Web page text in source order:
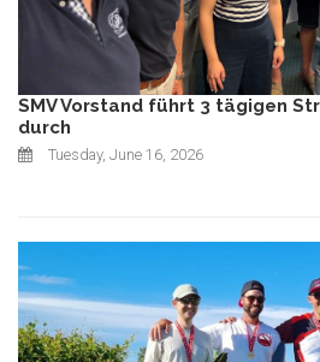
SMV Vorstand führt 3 tägigen
durch
Tuesday, June 16, 2026